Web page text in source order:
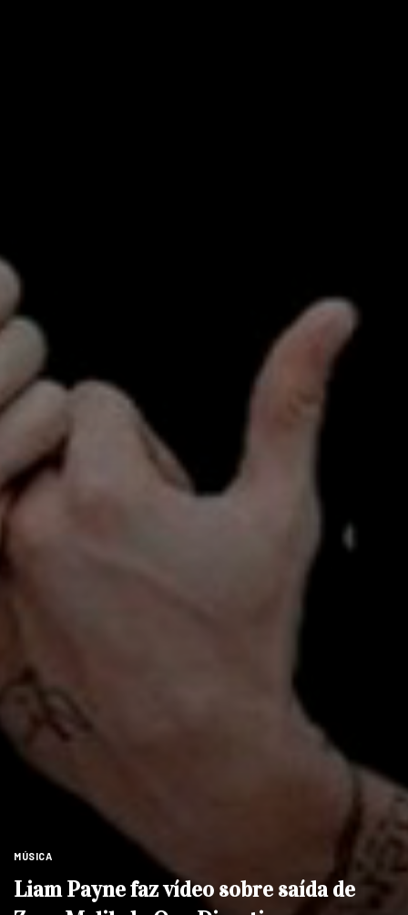
MÚSICA
Liam Payne faz vídeo sobre saída de